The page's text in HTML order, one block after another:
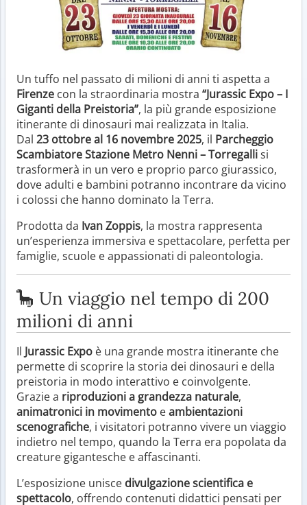
Un tuffo nel passato di milioni di anni ti aspetta a
Firenze con la straordinaria mostra “Jurassic Expo – I
Giganti della Preistoria”, la più grande esposizione
itinerante di dinosauri mai realizzata in Italia.
Dal 23 ottobre al 16 novembre 2025, il Parcheggio
Scambiatore Stazione Metro Nenni – Torregallisi
trasformerà in un vero e proprio parco giurassico,
dove adulti e bambini potranno incontrare da vicino
i colossi che hanno dominato la Terra.
Prodotta da Ivan Zoppis, la mostra rappresenta
un’esperienza immersiva e spettacolare, perfetta per
famiglie, scuole e appassionati di paleontologia.
🦕 Un viaggio nel tempo di 200
milioni di anni
Il Jurassic Expo è una grande mostra itinerante che
permette di scoprire la storia dei dinosauri e della
preistoria in modo interattivo e coinvolgente.
Grazie a riproduzioni a grandezza naturale,
animatronici in movimento eambientazioni
scenografiche, i visitatori potranno vivere un viaggio
indietro nel tempo, quando la Terra era popolata da
creature gigantesche e affascinanti.
L’esposizione unisce divulgazione scientifica e
spettacolo, offrendo contenuti didattici pensati per